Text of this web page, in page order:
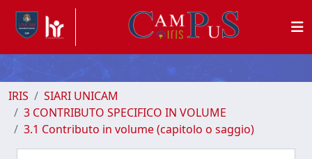
IRIS
SIARI UNICAM
3 CONTRIBUTO SPECIFICO IN VOLUME
3.1 Contributo in volume (capitolo o saggio)